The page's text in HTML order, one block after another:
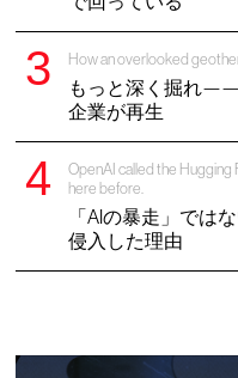
How an overlooked
もっと深く掘れ
企業が再生
OpenAI called the Hugging
here before.
「AIの暴走」では
侵入した理由